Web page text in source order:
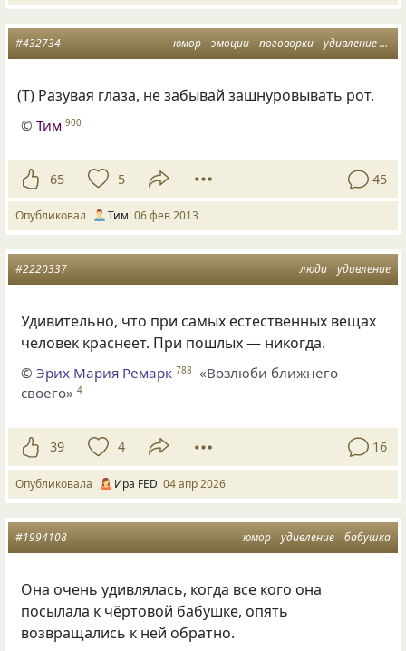
юмор эмоции поговорки удивление
#432734
(Т) Разувая глаза, не забывай зашнуровывать рот.
©Тим 900
65 5 45
Опубликовал Тим 06 фев 2013
люди удивление
#2220337
Удивительно, что при самых естественных вещах
человек краснеет. При пошлых — никогда.
©Эрих Мария Ремарк 788
«Возлюби ближнего
своего» 4
39 4 16
Опубликовала Ира FED 04 апр 2026
юмор удивление бабушка
#1994108
Она очень удивлялась, когда все кого она
посылала к чёртовой бабушке, опять
возвращались к ней обратно.